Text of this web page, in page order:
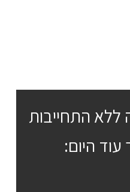
ללא התחייבות
היום: